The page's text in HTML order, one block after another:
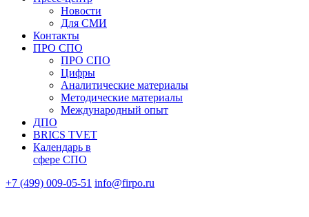
Новости
Для СМИ
Контакты
ПРО СПО
ПРО СПО
Цифры
Аналитические материалы
Методические материалы
Международный опыт
ДПО
BRICS TVET
Календарь в
сфере СПО
+7 (499) 009-05-51 info@firpo.ru